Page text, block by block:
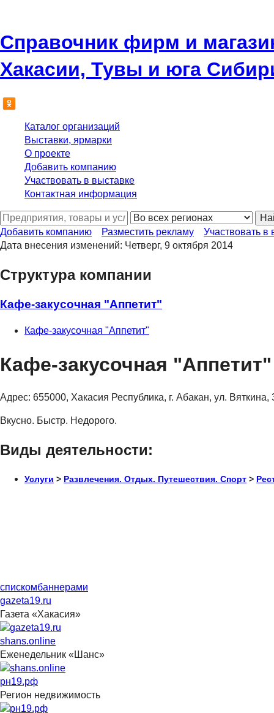
Справочник фирм и
Хакасии, Тувы и юга
Каталог организаций
Выставки, ярмарки
О проекте
Добавить компанию
Участвовать в выставке
Контактная информация
Добавить компанию
Разместить рекламу
Участвовать в
Дата внесения изменений: Четверг, 9 октября 2014
Структура компании
Кафе-закусочная "Аппетит"
Кафе-закусочная "Аппетит"
Кафе-закусочная "Аппетит"
Адрес: 655000, Хакасия Республика, г. Абакан, ул.
Вкусно. Быстр. Недорого.
Виды деятельности:
Услуги > Развлечения. Отдых. Путешествия. Спорт >
спискомбаннерами
gazeta19.ru
Газета «Хакасия»
shans.online
Еженедельник «Шанс»
рн19.рф
Регион недвижимость